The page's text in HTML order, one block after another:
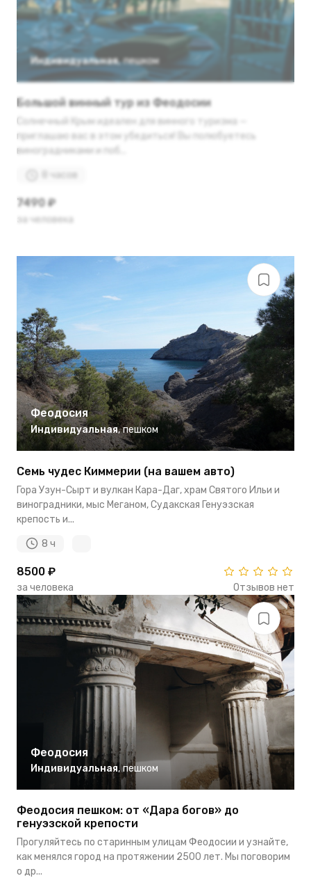
Индивидуальная, пешком
Большой винный тур из Феодосии
Солнечный Крым идеален для винного туризма —
приглашаю вас в этом убедиться! Вы полюбуетесь
виноградниками и поб...
8 часов
7490 ₽
за человека
Феодосия
Индивидуальная, пешком
Семь чудес Киммерии (на вашем авто)
Гора Узун-Сырт и вулкан Кара-Даг, храм Святого Ильи и
виноградники, мыс Меганом, Судакская Генуэзская
крепость и...
8 ч
8500 ₽
за человека Отзывов нет
Феодосия
Индивидуальная, пешком
Феодосия пешком: от «Дара богов» до
генуэзской крепости
Прогуляйтесь по старинным улицам Феодосии и узнайте,
как менялся город на протяжении 2500 лет. Мы поговорим
о др...